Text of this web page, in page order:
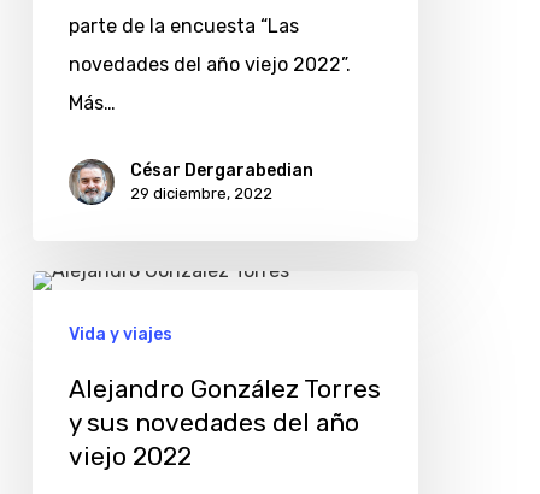
viejo
2022
parte de la encuesta “Las
novedades del año viejo 2022”.
Más…
César Dergarabedian
29 diciembre, 2022
Alejandro
González
Vida y viajes
Alejandro González Torres
y sus novedades del año
viejo 2022